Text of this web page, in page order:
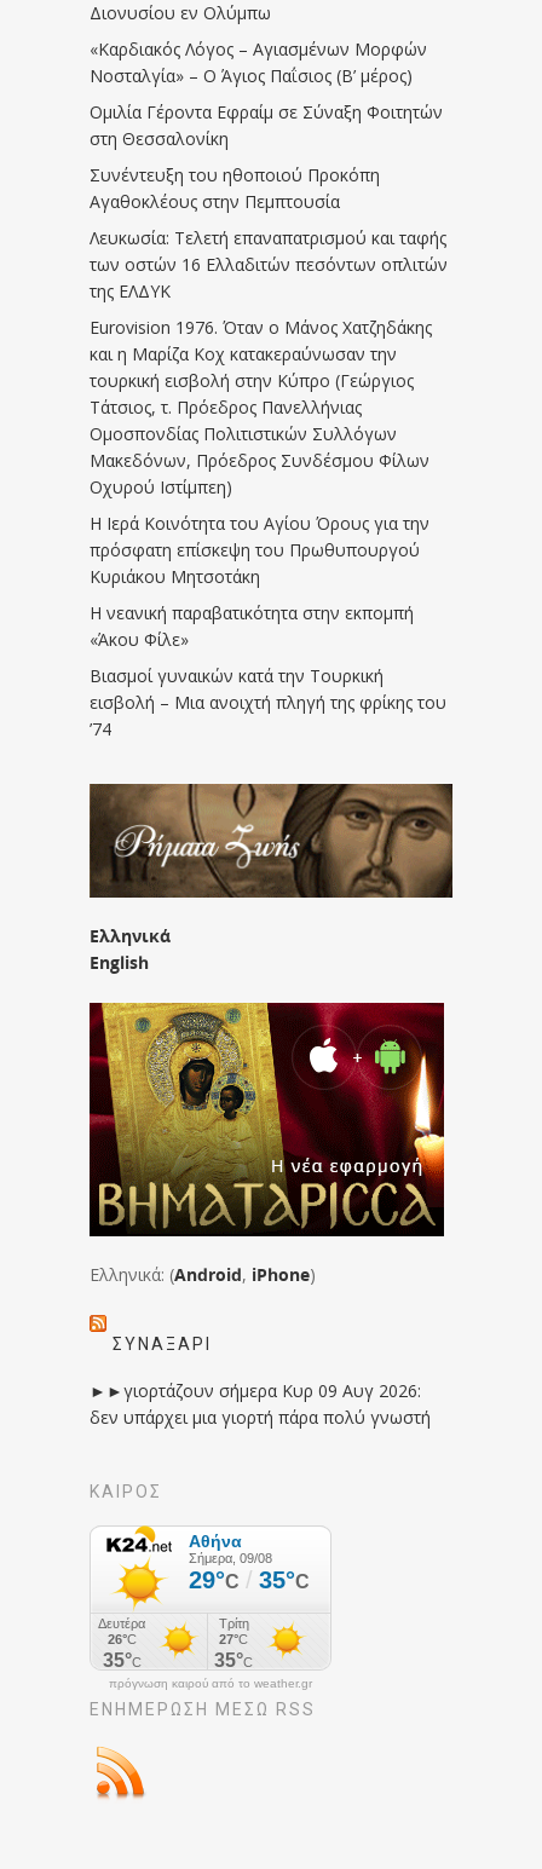
Διονυσίου εν Ολύμπω
«Καρδιακός Λόγος – Αγιασμένων Μορφών
Νοσταλγία» – Ο Άγιος Παΐσιος (Β’ μέρος)
Ομιλία Γέροντα Εφραίμ σε Σύναξη Φοιτητών
στη Θεσσαλονίκη
Συνέντευξη του ηθοποιού Προκόπη
Αγαθοκλέους στην Πεμπτουσία
Λευκωσία: Τελετή επαναπατρισμού και ταφής
των οστών 16 Ελλαδιτών πεσόντων οπλιτών
της ΕΛΔΥΚ
Eurovision 1976. Όταν ο Μάνος Χατζηδάκης
και η Μαρίζα Κοχ κατακεραύνωσαν την
τουρκική εισβολή στην Κύπρο (Γεώργιος
Τάτσιος, τ. Πρόεδρος Πανελλήνιας
Ομοσπονδίας Πολιτιστικών Συλλόγων
Μακεδόνων, Πρόεδρος Συνδέσμου Φίλων
Οχυρού Ιστίμπεη)
Η Ιερά Κοινότητα του Αγίου Όρους για την
πρόσφατη επίσκεψη του Πρωθυπουργού
Κυριάκου Μητσοτάκη
Η νεανική παραβατικότητα στην εκπομπή
«Άκου Φίλε»
Βιασμοί γυναικών κατά την Τουρκική
εισβολή – Μια ανοιχτή πληγή της φρίκης του
’74
Ελληνικά
English
Ελληνικά: (Android, iPhone)
ΣΥΝΑΞΆΡΙ
►►γιορτάζουν σήμερα Κυρ 09 Αυγ 2026:
δεν υπάρχει μια γιορτή πάρα πολύ γνωστή
ΚΑΙΡΟΣ
πρόγνωση καιρού από το weather.gr
ΕΝΗΜΈΡΩΣΉ ΜΕΣΩ RSS